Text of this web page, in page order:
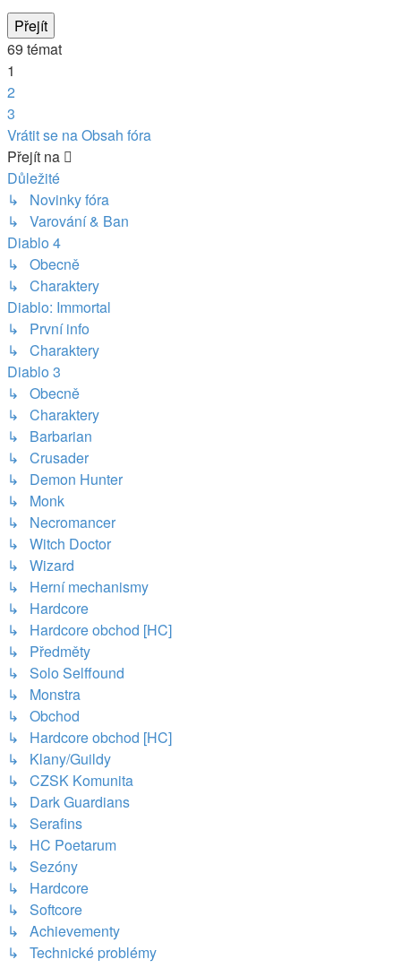
69 témat
1
2
3
Další
Vrátit se na Obsah fóra
Přejít na
Důležité
↳ Novinky fóra
↳ Varování & Ban
Diablo 4
↳ Obecně
↳ Charaktery
Diablo: Immortal
↳ První info
↳ Charaktery
Diablo 3
↳ Obecně
↳ Charaktery
↳ Barbarian
↳ Crusader
↳ Demon Hunter
↳ Monk
↳ Necromancer
↳ Witch Doctor
↳ Wizard
↳ Herní mechanismy
↳ Hardcore
↳ Hardcore obchod [HC]
↳ Předměty
↳ Solo Selffound
↳ Monstra
↳ Obchod
↳ Hardcore obchod [HC]
↳ Klany/Guildy
↳ CZSK Komunita
↳ Dark Guardians
↳ Serafins
↳ HC Poetarum
↳ Sezóny
↳ Hardcore
↳ Softcore
↳ Achievementy
↳ Technické problémy